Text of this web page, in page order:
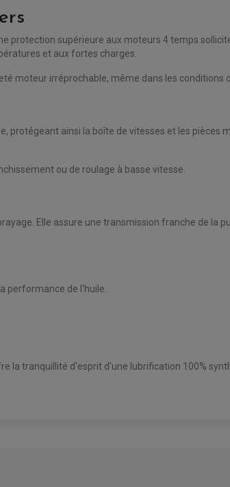
protection supérieure aux moteurs 4 temps
et aux fortes charges.
moteur irréprochable, même dans les conditions
protégeant ainsi la boîte de vitesses et les pièces
ou de roulage à basse vitesse.
Elle assure une transmission franche de la
performance de l'huile.
la tranquillité d'esprit d'une lubrification 100%